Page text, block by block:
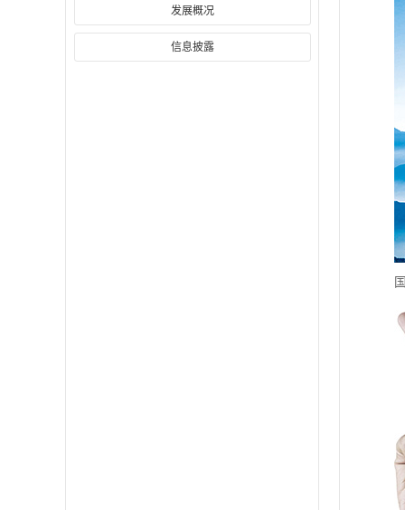
发展概况
信息披露